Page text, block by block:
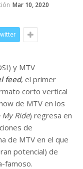
Mar 10, 2020
y MTV
feed, el primer
corto vertical
de MTV en los
Ride) regresa en
de
de MTV en el que
potencial) de
famoso.